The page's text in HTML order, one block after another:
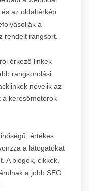
az oldaltérkép
a
rendelt rangsort.
érkező linkek
rangsorolási
növelik az
a keresőmotorok
értékes
a látogatókat
A blogok, cikkek,
a jobb SEO